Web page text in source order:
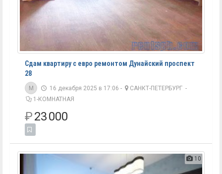
Сдам квартиру с евро ремонтом Дунайский проспект
28
M 16 декабря 2025 в 17:06 - САНКТ-ПЕТЕРБУРГ -
1-КОМНАТНАЯ
₽23 000
10